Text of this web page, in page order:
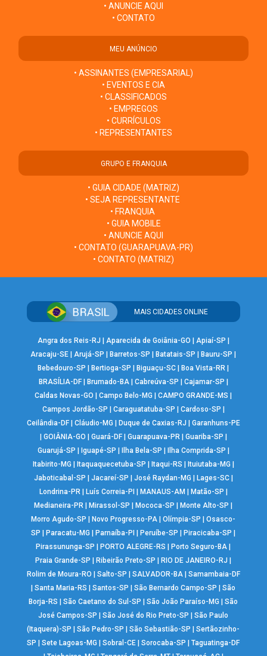
• ANUNCIE AQUI
• CONTATO
MEU ANÚNCIO
• ASSINANTES (EMPRESARIAL)
• EVENTOS E CIA
• CLASSIFICADOS
• EMPREGOS
• CURRÍCULOS
• REPRESENTANTES
GRUPO E FRANQUIA
• GUIA CIDADE (MATRIZ)
• SEJA REPRESENTANTE
• FRANQUIA
• GUIA MOBILE
• ANUNCIE AQUI
• CONTATO (GUARAPUAVA-PR)
• CONTATO (MATRIZ)
MAIS CIDADES ONLINE
Angra dos Reis-RJ Aparecida de Goiânia-GO Apiaí-SP
Aracaju-SE |Arujá-SP Barretos-SP Batatais-SP Bauru-SP
Bebedouro-SP
Bertioga-SP Biguaçu-SC Boa Vista-RR
BRASÍLIA-DF| Brumado-BA| Cabreúva-SP Cajamar-SP
Caldas Novas-GO
|Campo Belo-MG |CAMPO GRANDE-MS
Campos Jordão-SP
Caraguatatuba-SP Cardoso-SP
Ceilândia-DF| Cláudio-MG Duque de Caxias-RJ
Garanhuns-PE
GOIÂNIA-GO Guará-DF| Guarapuava-PR| Guariba-SP
Guarujá-SP
Iguapé-SP Ilha Bela-SP Ilha Comprida-SP
Itabirito-MG
Itaquaquecetuba-SP Itaqui-RS Ituiutaba-MG
Jaboticabal-SP
Jacareí-SP José Raydan-MG Lages-SC|
Londrina-PR| Luís Correia-PI MANAUS-AM Matão-SP
Medianeira-PR
Mirassol-SP Mococa-SP Monte Alto-SP
Morro Agudo-SP
Novo Progresso-PA |Olímpia-SP |Osasco-
SP
Paracatu-MG Parnaíba-PI Peruíbe-SP Piracicaba-SP
Pirassununga-SP
PORTO ALEGRE-RS Porto Seguro-BA
Praia Grande-SP
Ribeirão Preto-SP RIO DE JANEIRO-RJ
Rolim de Moura-RO
Salto-SP SALVADOR-BA| Samambaia-DF
|Santa Maria-RS |Santos-SP |São Bernardo Campo-SP |São
Borja-RS
|São Caetano do Sul-SP |São João Paraíso-MG |São
José Campos-SP
|São José do Rio Preto-SP |São Paulo
(Itaquera)-SP
|São Pedro-SP |São Sebastião-SP |Sertãozinho-
SP
|Sete Lagoas-MG |Sobral-CE |Sorocaba-SP |Taguatinga-DF